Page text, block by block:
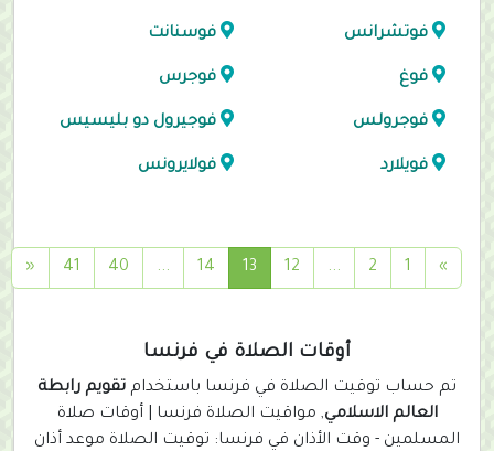
فوتشرانس فوسنانت
فوغ فوجرس
فوجرولس فوجيرول دو بليسيس
فويلارد فولايرونس
»
1
2
...
12
13
(
c
r
e
14
...
40
41
«
أوقات الصلاة في فرنسا
تم حساب توقيت الصلاة في فرنسا باستخدام تقويم رابطة
العالم الاسلامي, مواقيت الصلاة فرنسا | أوقات صلاة
المسلمين - وقت الأذان في فرنسا: توقيت الصلاة موعد أذان